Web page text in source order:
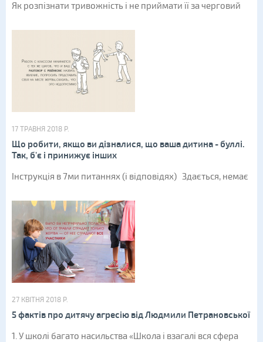
Як розпізнати тривожність і не приймати її за черговий
17 ТРАВНЯ 2018 Р.
Що робити, якщо ви дізналися, що ваша дитина - буллі.
Так, б'є і принижує інших
Інструкція в 7ми питаннях (і відповідях) Здається, немає
27 КВІТНЯ 2018 Р.
5 фактів про дитячу агресію від Людмили Петрановської
1. У школі багато насильства «Школа і взагалі вся сфера